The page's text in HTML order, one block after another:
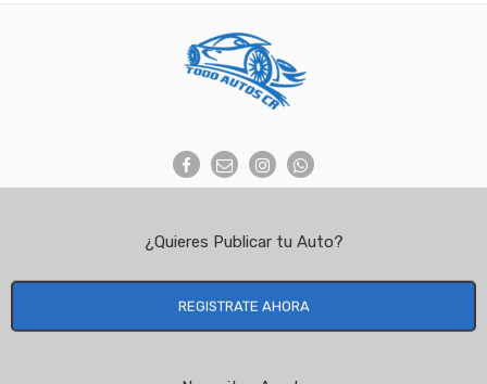
¿Quieres Publicar tu Auto?
REGISTRATE AHORA